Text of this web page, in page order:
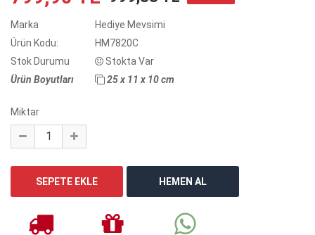
Marka
Hediye Mevsimi
Ürün Kodu:
HM7820C
Stok Durumu
Stokta Var
Ürün Boyutları
25 x 11 x 10 cm
Miktar